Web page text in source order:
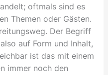
oftmals sind es
Themen oder Gästen.
Der Begriff
auf Form und Inhalt,
ist das mit einem
immer noch den